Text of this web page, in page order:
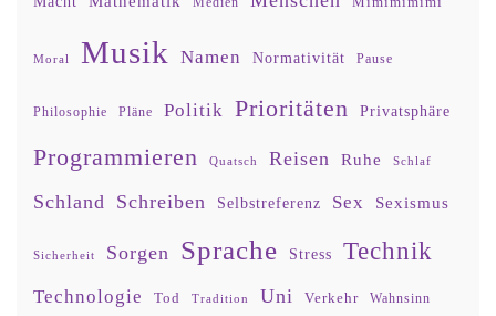
Moral Musik Namen Normativität Pause
Philosophie Pläne Politik Prioritäten Privatsphäre
Programmieren Quatsch Reisen Ruhe Schlaf
Schland Schreiben Selbstreferenz Sex Sexismus
Sicherheit Sorgen Sprache Stress Technik
Technologie Tod Tradition Uni Verkehr Wahnsinn